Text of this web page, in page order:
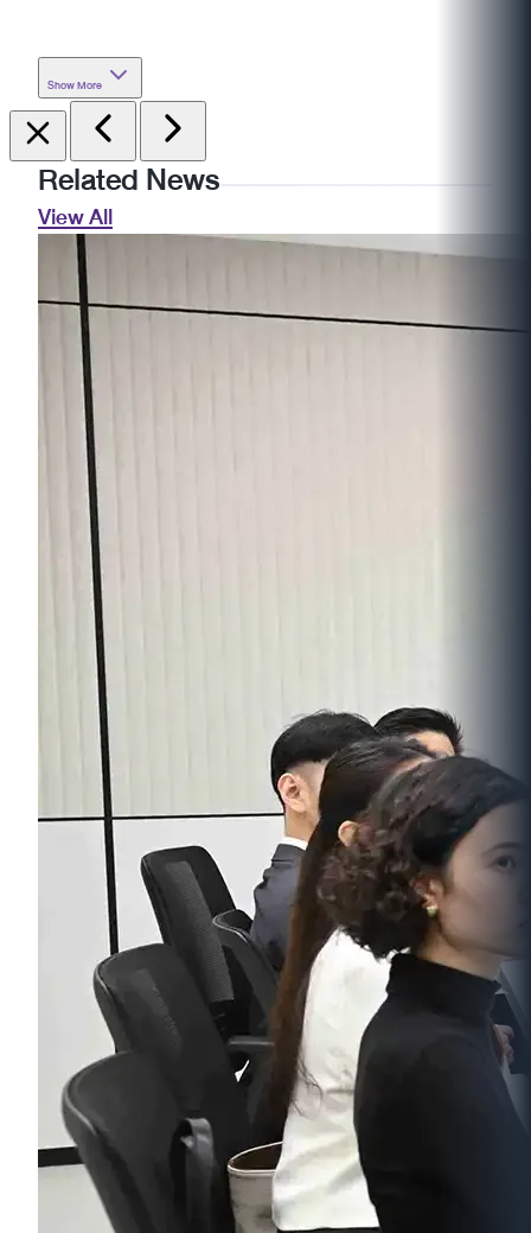
Show More
Related News
View All